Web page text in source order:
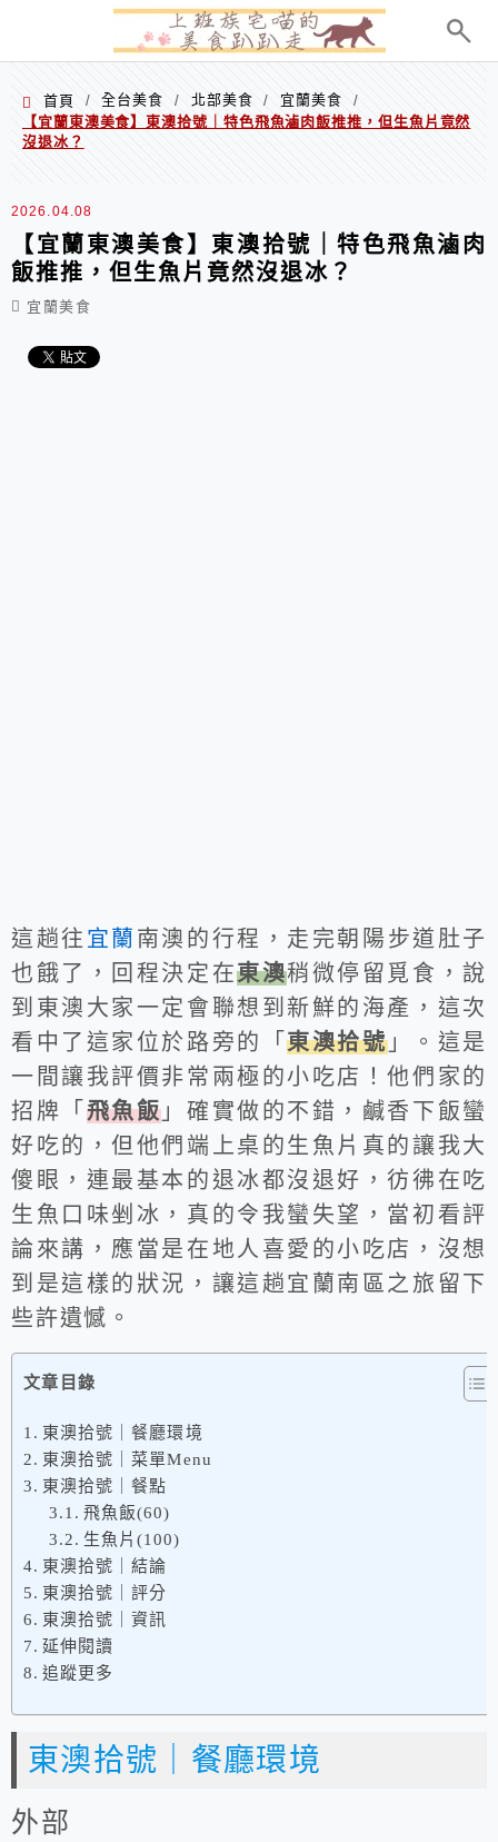
首頁 / 全台美食 / 北部美食 / 宜蘭美食
/
【宜蘭東澳美食】東澳拾號｜特色飛魚滷肉飯推推，但生魚片竟然
沒退冰？
2026.04.08
【宜蘭東澳美食】東澳拾號｜特色飛魚滷肉
飯推推，但生魚片竟然沒退冰？
宜蘭美食
這趟往 宜蘭 南澳的行程，走完朝陽步道肚子
也餓了，回程決定在東澳稍微停留覓食，說
到東澳大家一定會聯想到新鮮的海產，這次
看中了這家位於路旁的「東澳拾號」。這是
一間讓我評價非常兩極的小吃店！他們家的
招牌「 飛魚飯 」確實做的不錯，鹹香下飯蠻
好吃的，但他們端上桌的生魚片真的讓我大
傻眼，連最基本的退冰都沒退好，彷彿在吃
生魚口味剉冰，真的令我蠻失望，當初看評
論來講，應當是在地人喜愛的小吃店，沒想
到是這樣的狀況，讓這趟宜蘭南區之旅留下
些許遺憾。
文章目錄
東澳拾號｜餐廳環境
東澳拾號｜菜單Menu
東澳拾號｜餐點
飛魚飯(60)
生魚片(100)
東澳拾號｜結論
東澳拾號｜評分
東澳拾號｜資訊
延伸閱讀
追蹤更多
東澳拾號｜餐廳環境
外部